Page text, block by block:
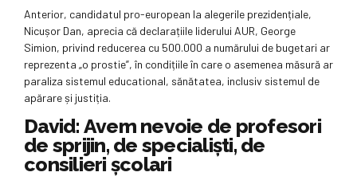
Anterior, candidatul pro-european la alegerile prezidențiale,
Nicușor Dan, aprecia că declarațiile liderului AUR, George
Simion, privind reducerea cu 500.000 a numărului de bugetari ar
reprezenta „o prostie”, în condițiile în care o asemenea măsură ar
paraliza sistemul educational, sănătatea, inclusiv sistemul de
apărare și justiția.
David: Avem nevoie de profesori
de sprijin, de specialişti, de
consilieri şcolari